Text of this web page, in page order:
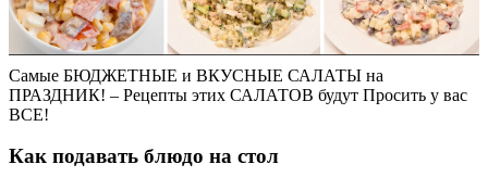
Самые БЮДЖЕТНЫЕ и ВКУСНЫЕ САЛАТЫ на
ПРАЗДНИК! – Рецепты этих САЛАТОВ будут Просить у вас
ВСЕ!
Как подавать блюдо на стол